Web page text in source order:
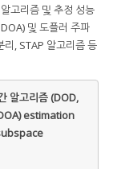
고리즘 및 추정 성능
및 도플러 주파
, STAP 알고리즘 등
알고리즘 (DOD,
estimation